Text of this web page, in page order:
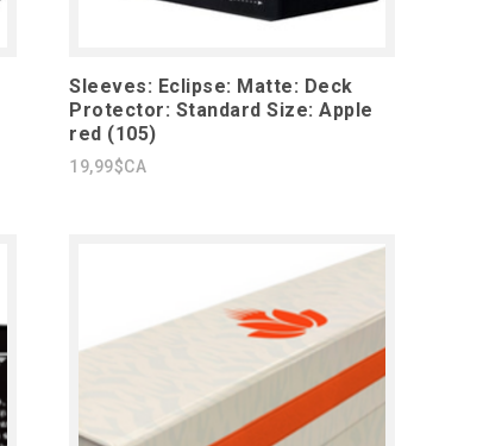
Sleeves: Eclipse: Matte: Deck
Protector: Standard Size: Apple
red (105)
19,99$CA